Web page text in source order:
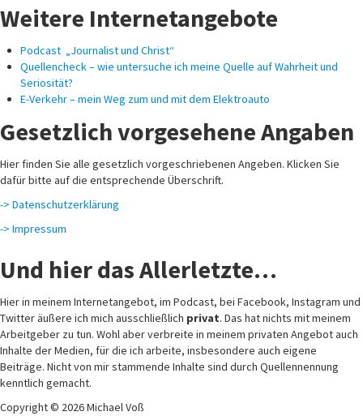
Weitere Internetangebote
Podcast „Journalist und Christ“
Quellencheck – wie untersuche ich meine Quelle auf Wahrheit und
Seriosität?
E-Verkehr – mein Weg zum und mit dem Elektroauto
Gesetzlich vorgesehene Angaben
Hier finden Sie alle gesetzlich vorgeschriebenen Angeben. Klicken Sie
dafür bitte auf die entsprechende Überschrift.
-> Datenschutzerklärung
-> Impressum
Und hier das Allerletzte…
Hier in meinem Internetangebot, im Podcast, bei Facebook, Instagram und
Twitter äußere ich mich ausschließlich privat. Das hat nichts mit meinem
Arbeitgeber zu tun. Wohl aber verbreite in meinem privaten Angebot auch
Inhalte der Medien, für die ich arbeite, insbesondere auch eigene
Beiträge. Nicht von mir stammende Inhalte sind durch Quellennennung
kenntlich gemacht.
Copyright © 2026 Michael Voß